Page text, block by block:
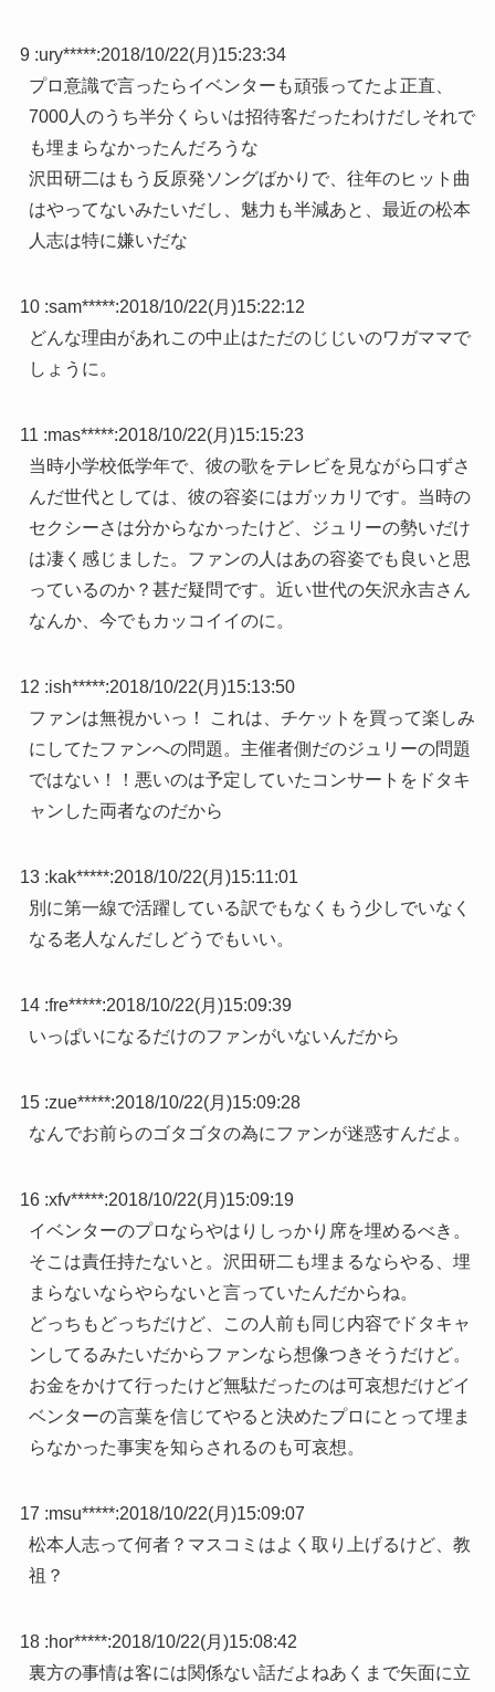
9 :ury*****:2018/10/22(月)15:23:34
プロ意識で言ったらイベンターも頑張ってたよ正直、
7000人のうち半分くらいは招待客だったわけだしそれで
も埋まらなかったんだろうな
沢田研二はもう反原発ソングばかりで、往年のヒット曲
はやってないみたいだし、魅力も半減あと、最近の松本
人志は特に嫌いだな
10 :sam*****:2018/10/22(月)15:22:12
どんな理由があれこの中止はただのじじいのワガママで
しょうに。
11 :mas*****:2018/10/22(月)15:15:23
当時小学校低学年で、彼の歌をテレビを見ながら口ずさ
んだ世代としては、彼の容姿にはガッカリです。当時の
セクシーさは分からなかったけど、ジュリーの勢いだけ
は凄く感じました。ファンの人はあの容姿でも良いと思
っているのか？甚だ疑問です。近い世代の矢沢永吉さん
なんか、今でもカッコイイのに。
12 :ish*****:2018/10/22(月)15:13:50
ファンは無視かいっ！ これは、チケットを買って楽しみ
にしてたファンへの問題。主催者側だのジュリーの問題
ではない！！悪いのは予定していたコンサートをドタキ
ャンした両者なのだから
13 :kak*****:2018/10/22(月)15:11:01
別に第一線で活躍している訳でもなくもう少しでいなく
なる老人なんだしどうでもいい。
14 :fre*****:2018/10/22(月)15:09:39
いっぱいになるだけのファンがいないんだから
15 :zue*****:2018/10/22(月)15:09:28
なんでお前らのゴタゴタの為にファンが迷惑すんだよ。
16 :xfv*****:2018/10/22(月)15:09:19
イベンターのプロならやはりしっかり席を埋めるべき。
そこは責任持たないと。沢田研二も埋まるならやる、埋
まらないならやらないと言っていたんだからね。
どっちもどっちだけど、この人前も同じ内容でドタキャ
ンしてるみたいだからファンなら想像つきそうだけど。
お金をかけて行ったけど無駄だったのは可哀想だけどイ
ベンターの言葉を信じてやると決めたプロにとって埋ま
らなかった事実を知らされるのも可哀想。
17 :msu*****:2018/10/22(月)15:09:07
松本人志って何者？マスコミはよく取り上げるけど、教
祖？
18 :hor*****:2018/10/22(月)15:08:42
裏方の事情は客には関係ない話だよねあくまで矢面に立